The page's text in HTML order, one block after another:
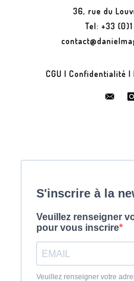
36, rue du
Tel: +33
CGU | Confidentialité |